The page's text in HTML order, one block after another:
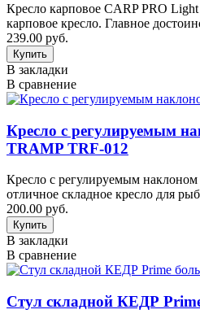
Кресло карповое CARP PRO
карповое кресло. Главное
239.00 руб.
В закладки
В сравнение
Кресло с регулируемым
TRAMP TRF-012
Кресло с регулируемым
отличное складное кресло для
200.00 руб.
В закладки
В сравнение
Стул складной КЕДР